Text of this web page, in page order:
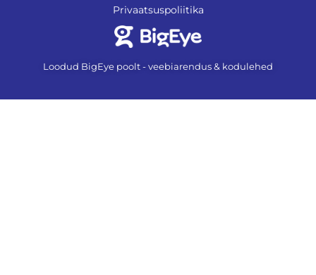
Privaatsuspoliitika
Loodud BigEye poolt - veebiarendus & kodulehed